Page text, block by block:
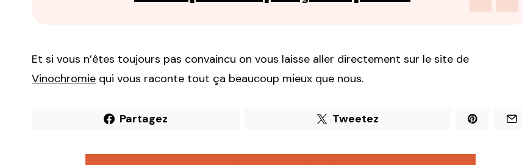
Et si vous n’êtes toujours pas convaincu on vous laisse aller directement sur le site de
Vinochromie qui vous raconte tout ça beaucoup mieux que nous.
Partagez Tweetez